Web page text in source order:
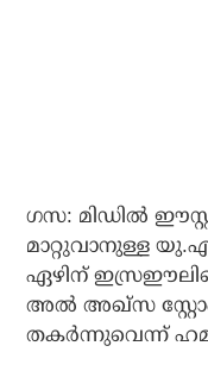
ഗസ: മിഡിൽ
മാറ്റുവാനുള്ള
ഏഴിന്
അൽ അഖ്സ
തകർന്നുവെന്ന്